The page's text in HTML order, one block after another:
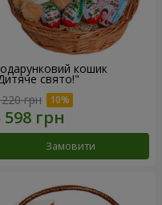
кошик
свято!"
грн
Замовити